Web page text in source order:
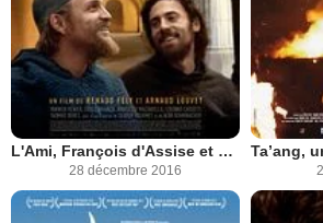
L'Ami, François d'Assise et ses frères
28 décembre 2016